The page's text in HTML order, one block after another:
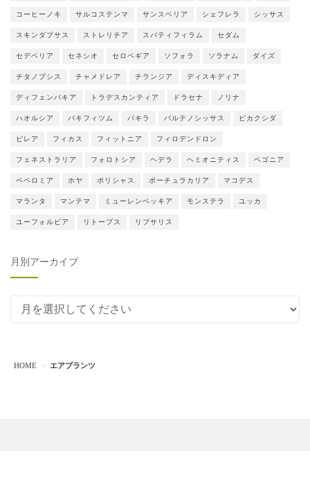
コーヒーノキ サルコステンマ サンスベリア シェフレラ シッサス
スキンダプサス ストレリチア スパティフィラム セダム
セデベリア セネシオ セロペギア ソフォラ ソラナム ダイズ
チタノプシス チャメドレア チランジア ディスキディア
ディフェンバキア トラデスカンティア ドラセナ ノリナ
ハオルシア パキフィツム パキラ パルテノシッサス ビカクシダ
ピレア フィカス フィットニア フィロデンドロン
フェネストラリア フォロトシア ヘデラ ヘミオニティス ベゴニア
ペペロミア ホヤ ポリシャス ポーチュラカリア マコデス
マランタ マンテマ ミューレンベッキア モンステラ ユッカ
ユーフォルビア リトープス リプサリス
月別アーカイブ
月別アーカイブ
HOME エアプランツ